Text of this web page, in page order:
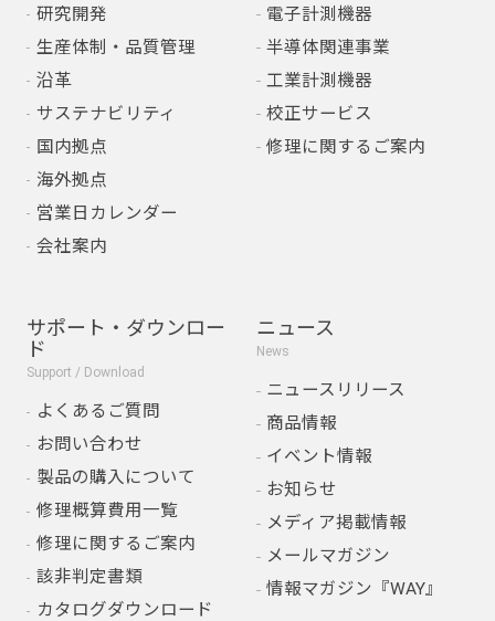
研究開発
生産体制・品質管理
沿革
サステナビリティ
国内拠点
海外拠点
営業日カレンダー
会社案内
電子計測機器
半導体関連事業
工業計測機器
校正サービス
修理に関するご案内
サポート・ダウンロー
ド
Support / Download
よくあるご質問
お問い合わせ
製品の購入について
修理概算費用一覧
修理に関するご案内
該非判定書類
カタログダウンロード
ニュース
News
ニュースリリース
商品情報
イベント情報
お知らせ
メディア掲載情報
メールマガジン
情報マガジン『WAY』